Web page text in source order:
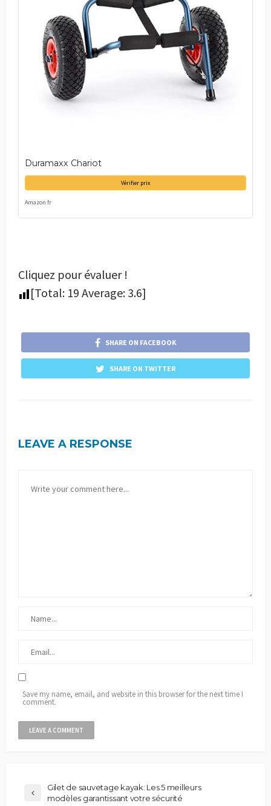
Duramaxx Chariot
Vérifier prix
Amazon.fr
Cliquez pour évaluer !
[Total: 19 Average: 3.6]
SHARE ON FACEBOOK
SHARE ON TWITTER
LEAVE A RESPONSE
Save my name, email, and website in this browser for the next time I
comment.
Gilet de sauvetage kayak: Les 5 meilleurs
modèles garantissant votre sécurité